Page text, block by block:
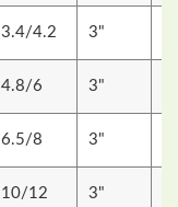
3.4/4.2 3"
4.8/6 3"
6.5/8 3"
10/12 3"